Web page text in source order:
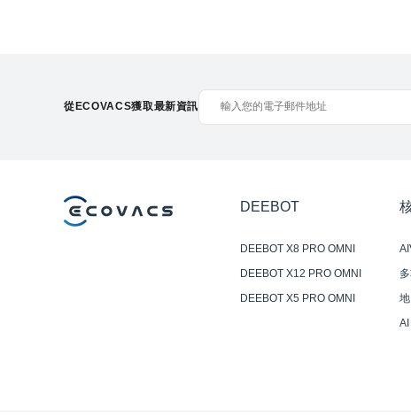
從ECOVACS獲取最新資訊
DEEBOT
DEEBOT X8 PRO OMNI
DEEBOT X12 PRO OMNI
DEEBOT X5 PRO OMNI